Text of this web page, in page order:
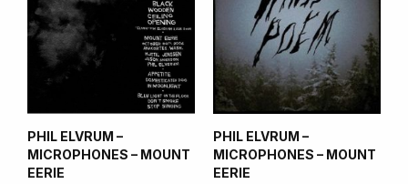
PHIL ELVRUM –
MICROPHONES – MOUNT
EERIE
PHIL ELVRUM –
MICROPHONES – MOUNT
EERIE